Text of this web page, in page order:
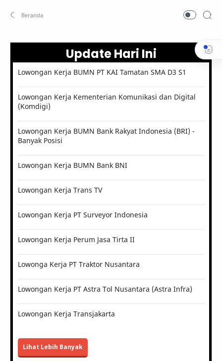
Update Hari Ini
Lowongan Kerja BUMN PT KAI Tamatan SMA D3 S1
Lowongan Kerja Kementerian Komunikasi dan Digital
(Komdigi)
Lowongan Kerja BUMN Bank Rakyat Indonesia (BRI) -
Banyak Posisi
Lowongan Kerja BUMN Bank BNI
Lowongan Kerja Trans TV
Lowongan Kerja PT Surveyor Indonesia
Lowongan Kerja Perum Jasa Tirta II
Lowonga Kerja PT Traktor Nusantara
Lowongan Kerja PT Astra Tol Nusantara (Astra Infra)
Lowongan Kerja Transjakarta
Lihat Lebih Banyak